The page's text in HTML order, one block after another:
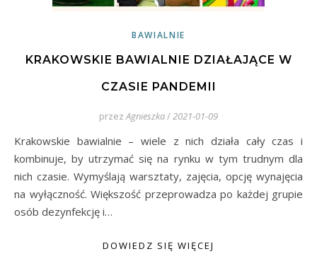
BAWIALNIE
KRAKOWSKIE BAWIALNIE DZIAŁAJĄCE W
CZASIE PANDEMII
przez Agnieszka/2021-01-09
Krakowskie bawialnie – wiele z nich działa cały czas i
kombinuje, by utrzymać się na rynku w tym trudnym dla
nich czasie. Wymyślają warsztaty, zajęcia, opcję wynajęcia
na wyłączność. Większość przeprowadza po każdej grupie
osób dezynfekcję i…
DOWIEDZ SIĘ WIĘCEJ